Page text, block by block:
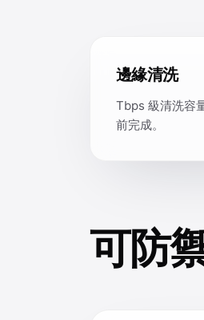
邊緣清洗
Tbps 級清洗容
前完成。
可防